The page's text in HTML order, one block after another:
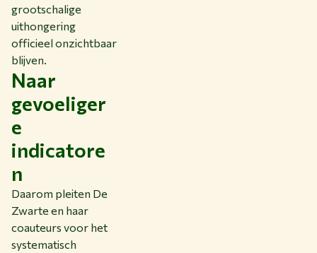
grootschalige
uithongering
officieel onzichtbaar
blijven.
Naar
gevoeliger
e
indicatore
n
Daarom pleiten De
Zwarte en haar
coauteurs voor het
systematisch